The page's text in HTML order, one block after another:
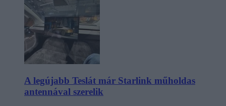
A legújabb Teslát már Starlink műholdas
antennával szerelik